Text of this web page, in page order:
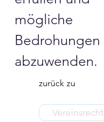
zurück zu
Vereinsrecht
mögliche
Bedrohungen
abzuwenden.